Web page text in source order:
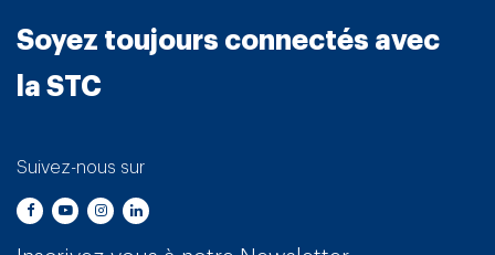
Soyez toujours connectés avec
la STC
Suivez-nous sur